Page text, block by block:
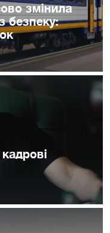
змінила
безпеку: